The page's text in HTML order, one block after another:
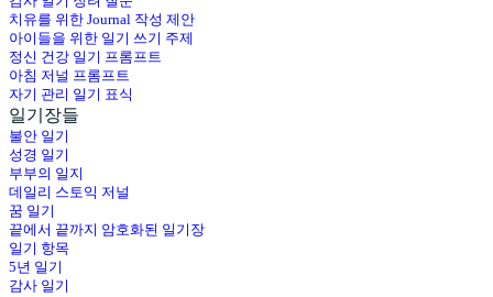
치유를 위한 Journal 작성 제안
아이들을 위한 일기 쓰기 주제
정신 건강 일기 프롬프트
아침 저널 프롬프트
자기 관리 일기 표식
일기장들
불안 일기
성경 일기
부부의 일지
데일리 스토익 저널
꿈 일기
끝에서 끝까지 암호화된 일기장
일기 항목
5년 일기
감사 일기